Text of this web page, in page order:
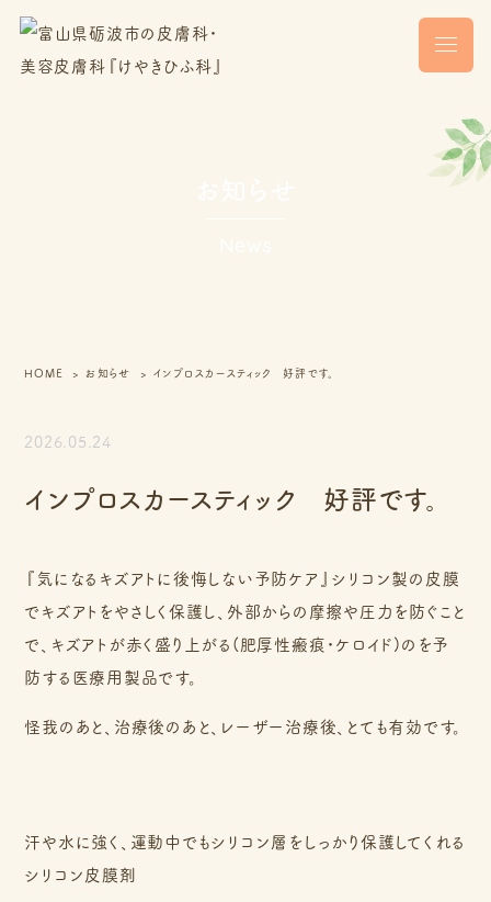
HOME お知らせ インプロスカースティック 好評です。
2026.05.24
インプロスカースティック 好評です。
『気になるキズアトに後悔しない予防ケア』シリコン製の皮膜
でキズアトをやさしく保護し、外部からの摩擦や圧力を防ぐこと
で、キズアトが赤く盛り上がる(肥厚性瘢痕・ケロイド)のを予
防する医療用製品です。
怪我のあと、治療後のあと、レーザー治療後、とても有効です。
汗や水に強く、運動中でもシリコン層をしっかり保護してくれる
シリコン皮膜剤